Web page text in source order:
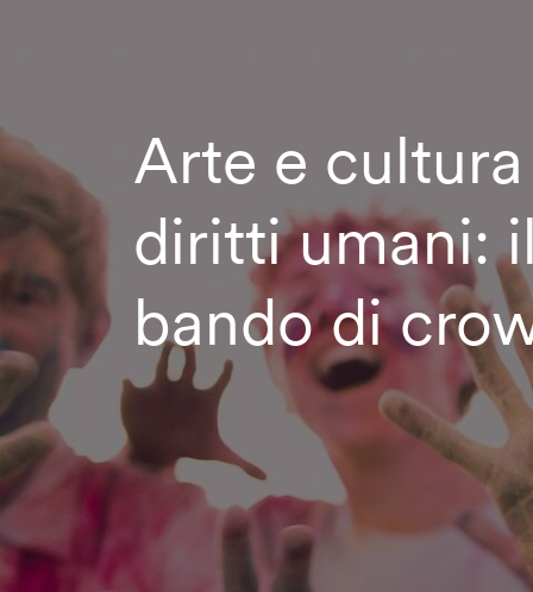
Arte e
diritti umani:
bando di